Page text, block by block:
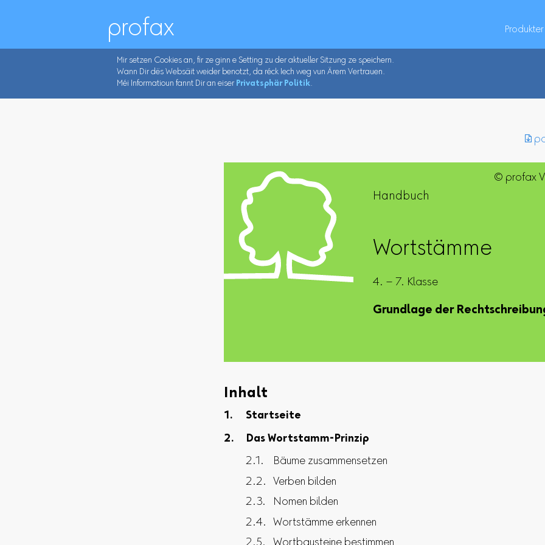
Produkter
profax
Mir setzen Cookies an, fir ze ginn e Setting zu der aktueller Sitzung ze speichern.
Wann Dir dës Websäit weider benotzt, da réck Iech weg vun Ärem Vertrauen.
Méi Informatioun fannt Dir an eiser Privatsphär Politik.
︎
Handbuch
© profax
Wortstämme
4. – 7. Klasse
Grundlage der
Inhalt
Startseite
Das Wortstamm-Prinzip
Bäume zusammensetzen
Verben bilden
Nomen bilden
Wortstämme erkennen